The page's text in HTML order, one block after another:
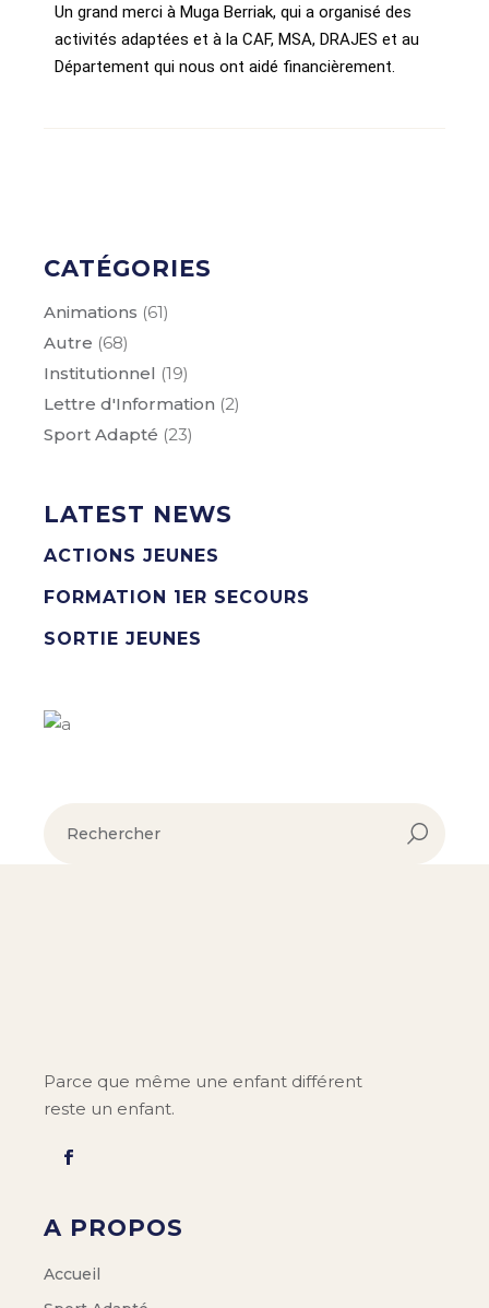
Un grand merci à Muga Berriak, qui a organisé des
activités adaptées et à la CAF, MSA, DRAJES et au
Département qui nous ont aidé financièrement.
CATÉGORIES
Animations (61)
Autre (68)
Institutionnel (19)
Lettre d'Information (2)
Sport Adapté (23)
LATEST NEWS
ACTIONS JEUNES
FORMATION 1ER SECOURS
SORTIE JEUNES
Parce que même une enfant différent
reste un enfant.
A PROPOS
Accueil